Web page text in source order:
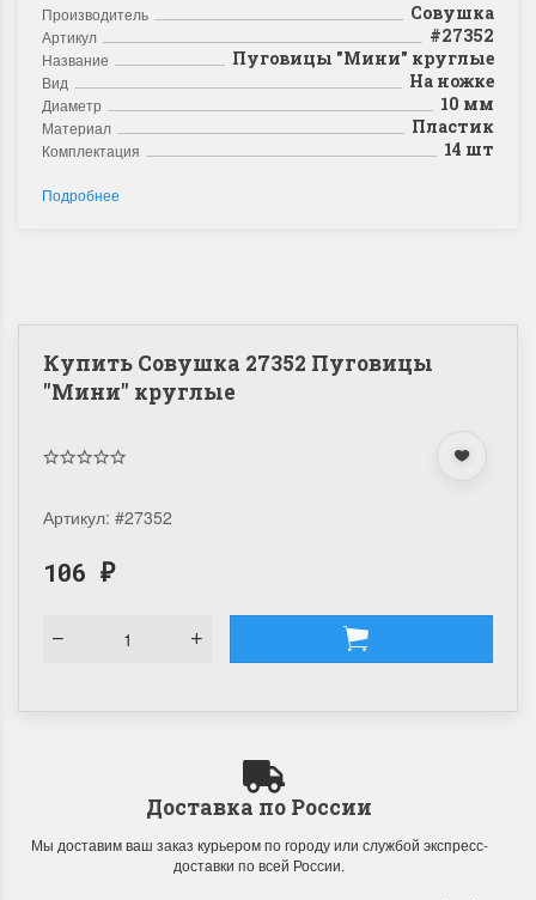
Производитель Совушка
Артикул #27352
Название Пуговицы "Мини" круглые
Вид На ножке
Диаметр 10 мм
Материал Пластик
Комплектация 14 шт
Подробнее
Купить Совушка 27352 Пуговицы
"Мини" круглые
Артикул: #27352
106 ₽
Доставка по России
Мы доставим ваш заказ курьером по городу или службой экспресс-
доставки по всей России.